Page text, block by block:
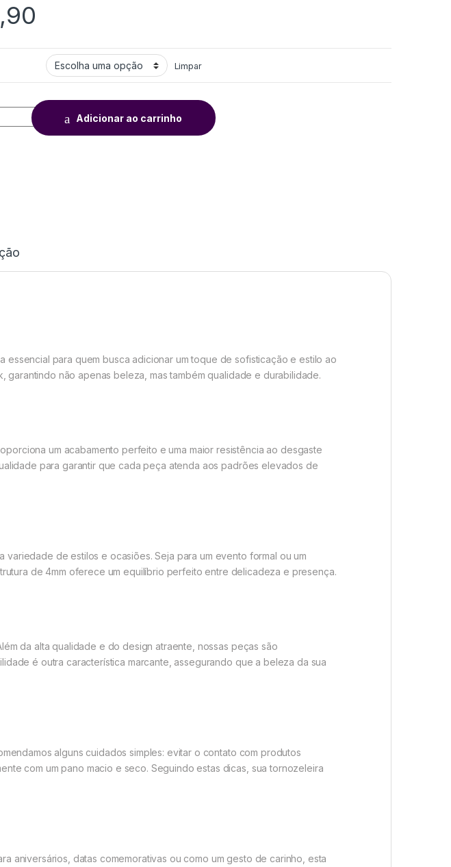
Limpar
Adicionar ao carrinho
para quem busca adicionar um toque de sofisticação e estilo ao
não apenas beleza, mas também qualidade e durabilidade.
um acabamento perfeito e uma maior resistência ao desgaste
para garantir que cada peça atenda aos padrões elevados de
de estilos e ocasiões. Seja para um evento formal ou um
de 4mm oferece um equilíbrio perfeito entre delicadeza e presença.
da alta qualidade e do design atraente, nossas peças são
é outra característica marcante, assegurando que a beleza da sua
alguns cuidados simples: evitar o contato com produtos
com um pano macio e seco. Seguindo estas dicas, sua tornozeleira
aniversários, datas comemorativas ou como um gesto de carinho, esta